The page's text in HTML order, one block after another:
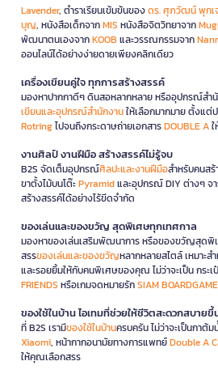
Lavender, ตำราเรียนเข้มข้นของดร. ศุภวัฒน์ พุก
บุญ, หนังสือเด็กจากMIS หนังสือจิตวิทยาจาก
พัฒนาตนเองจากKOOB และวรรณกรรมจาก
ออนไลน์ได้อย่างง่ายดายเพียงคลิกเดียว
เครื่องเขียนคู่ใจ ทุกการสร้างสรรค์
มองหาปากกาดีๆ ดินสอหลากหลาย หรืออุปกรณ์สำ
เขียนและอุปกรณ์สำนักงานให้เลือกมากมาย ตั้งแต่
Rotringไปจนถึงกระดาษถ่ายเอกสารDOUBLE A
งานศิลป์ งานฝีมือ สร้างสรรค์ไม่รู้จบ
B2S จัดเต็มอุปกรณ์ศิลปะและงานฝีมือสำหรับคนส
ขาตั้งไม้บนโต๊ะPyramidและอุปกรณ์ DIY ต่างๆ จ
สร้างสรรค์ได้อย่างไร้ขีดจำกัด
ของเล่นและของขวัญ สุดพิเศษทุกเทศกาล
มองหาของเล่นเสริมพัฒนาการ หรือของขวัญสุดพิเ
สรรของเล่นและของขวัญหลากหลายสไตล์ เหมาะ
และรอยยิ้มให้กับคนพิเศษของคุณ ไม่ว่าจะเป็น กระ
FRIENDS หรือเกมจดหมายรักSIAM
ของใช้ในบ้าน ไอเทมที่ช่วยให้ชีวิตสะดวกสบายขึ้
ที่ B2S เรามีของใช้ในบ้านครบครัน ไม่ว่าจะเป็นกาต้ม
Xiaomi, หน้ากากอนามัยทางการแพทย์Double A
ให้คุณเลือกสรร